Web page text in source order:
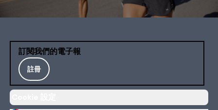
訂閱我們的電子報
註冊